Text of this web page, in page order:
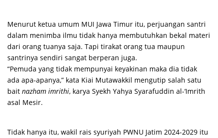
Menurut ketua umum MUI Jawa Timur itu, perjuangan santri
dalam menimba ilmu tidak hanya membutuhkan bekal materi
dari orang tuanya saja. Tapi tirakat orang tua maupun
santrinya sendiri sangat berperan juga.
“Pemuda yang tidak mempunyai keyakinan maka dia tidak
ada apa-apanya,” kata Kiai Mutawakkil mengutip salah satu
bait nazham imrithi, karya Syekh Yahya Syarafuddin al-‘Imrith
asal Mesir.
Tidak hanya itu, wakil rais syuriyah PWNU Jatim 2024-2029 itu